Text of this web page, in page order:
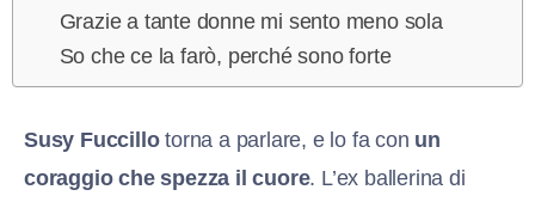
Grazie a tante donne mi sento meno sola
So che ce la farò, perché sono forte
Susy Fuccillotorna a parlare, e lo fa con un
coraggio che spezza il cuore. L’ex ballerina di